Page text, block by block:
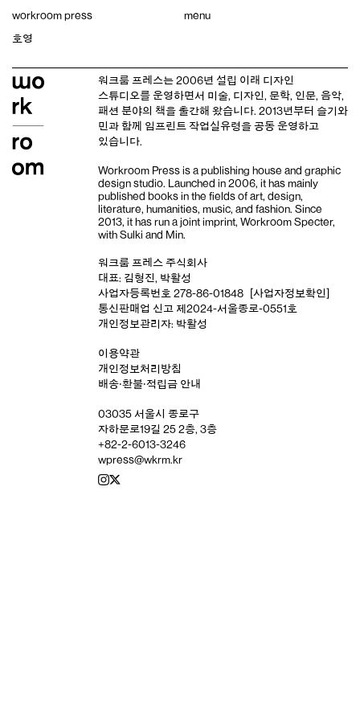
content
workroom press menu
호영
워크룸 프레스는 2006년 설립 이래 디자인
스튜디오를 운영하면서 미술, 디자인, 문학, 인문, 음악,
패션 분야의 책을 출간해 왔습니다. 2013년부터 슬기와
민과 함께 임프린트 작업실유령을 공동 운영하고
있습니다.
Workroom Press is a publishing house and graphic
design studio. Launched in 2006, it has mainly
published books in the fields of art, design,
literature, humanities, music, and fashion. Since
2013, it has run a joint imprint, Workroom Specter,
with Sulki and Min.
워크룸 프레스 주식회사
대표: 김형진, 박활성
사업자등록번호 278-86-01848
[사업자정보확인]
통신판매업 신고 제2024-서울종로-0551호
개인정보관리자: 박활성
이용약관
개인정보처리방침
배송‧환불‧적립금 안내
03035 서울시 종로구
자하문로19길 25 2층, 3층
+82-2-6013-3246
wpress@wkrm.kr